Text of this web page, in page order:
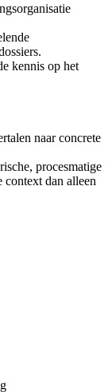
kennis op het
naar concrete
procesmatige
context dan alleen